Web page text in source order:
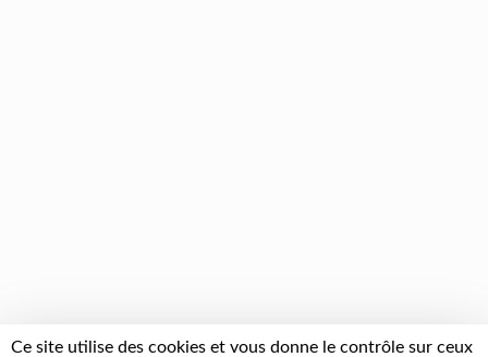
Ce site utilise des cookies et vous donne le contrôle sur ceux